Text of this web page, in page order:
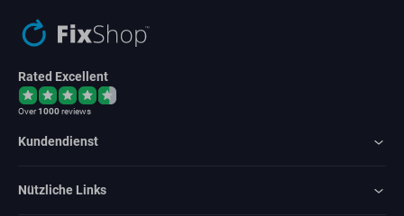
Rated Excellent
Over1000reviews
Kundendienst
Nützliche Links